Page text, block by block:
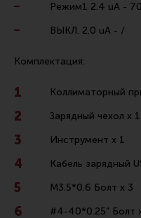
Режим1 2.4 uA -
ВЫКЛ. 2.0 uA - /
Комплектация:
Коллиматорный
Зарядный чехол x 1
Инструмент x 1
Кабель зарядный
M3.5*0.6 Болт x 3
#4-40*0.25” Болт